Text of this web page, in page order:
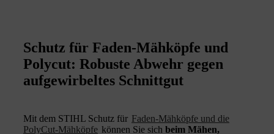
Schutz für Faden-Mähköpfe und
Polycut: Robuste Abwehr gegen
aufgewirbeltes Schnittgut
Mit dem STIHL Schutz für Faden-Mähköpfe und die
PolyCut-Mähköpfe können Sie sich beim Mähen,